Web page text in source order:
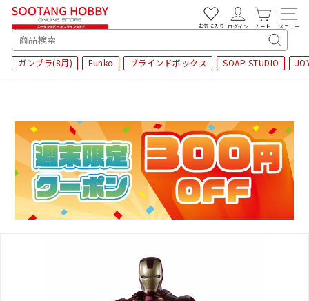
SEARCH
キ
ー
検
索
ガンプラ(8月) Funko ブラインドボックス SOAP STUDIO
お気に入り ログイン カート メニュー